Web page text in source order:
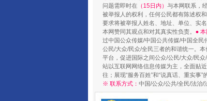
问题需即时在 （15日内） 与本网联系，
被举报人的权利，任何公民都有陈述权
要求将被举报人姓名、地址、单位、实
本网赞同其观点和对其真实性负责。 ●
过中国公众传媒/中国公共传媒/中国全
公民/大众/民众/全民三者的和谐统一。
平台，促进国际之间公众/公民/大众/民
站以互联网网络信息传媒为主，全面贴
往；展现“服务百姓”和“说真话、重实事
※ 联系方式： 中国/公众/公共/全民/法治/